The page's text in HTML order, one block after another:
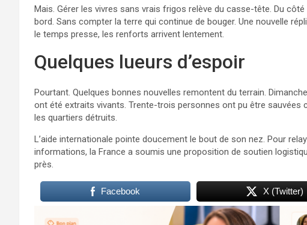
Mais. Gérer les vivres sans vrais frigos relève du casse-tête. Du
bord. Sans compter la terre qui continue de bouger. Une nouvelle
le temps presse, les renforts arrivent lentement.
Quelques lueurs d’espoir
Pourtant. Quelques bonnes nouvelles remontent du terrain.
ont été extraits vivants. Trente-trois personnes ont pu être sauvées
les quartiers détruits.
L’aide internationale pointe doucement le bout de son nez. Pour
informations, la France a soumis une proposition de soutien
près.
Facebook X (Twitter)